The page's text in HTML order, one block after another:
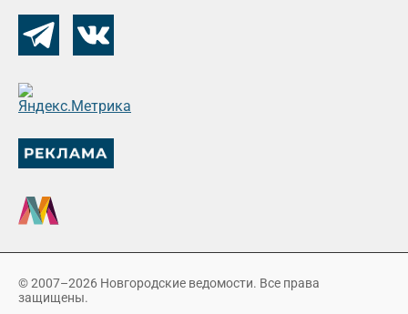
© 2007–2026 Новгородские ведомости. Все права
защищены.